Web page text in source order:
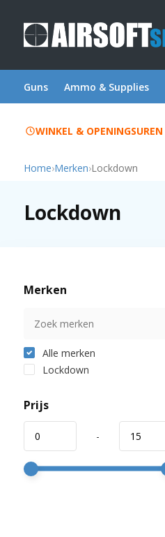
Guns Ammo & Supplies
WINKEL & OPENINGSUREN
Home›Merken›Lockdown
Lockdown
Merken
Alle merken
Lockdown
Prijs
-